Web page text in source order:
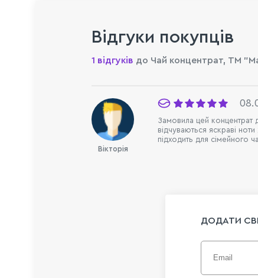
Відгуки покупців
1 відгуків до Чай концентрат, ТМ
Вікторія
Замовила цей концентрат
відчуваються яскраві
підходить для сімейного
ДОДАТИ